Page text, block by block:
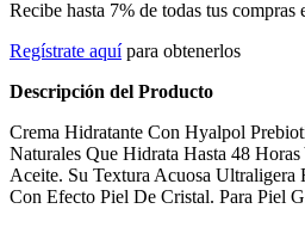
Recibe hasta 7% de todas tus compras
Regístrate aquí para obtenerlos
Descripción del Producto
Crema Hidratante Con Hyalpol
Naturales Que Hidrata Hasta 48
Aceite. Su Textura Acuosa Ultraligera
Con Efecto Piel De Cristal. Para Piel